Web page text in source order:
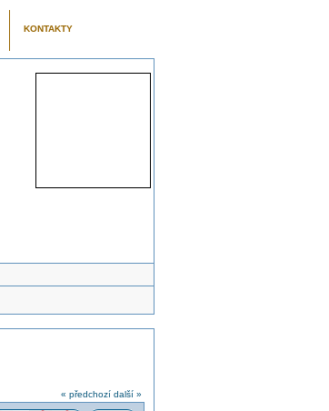
KONTAKTY
« předchozí další »